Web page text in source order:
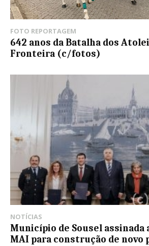
FOTO REPORTAGEM
642 anos da Batalha dos
Fronteira (c/fotos)
NOTÍCIAS
Município de Sousel assinada
MAI para construção de novo